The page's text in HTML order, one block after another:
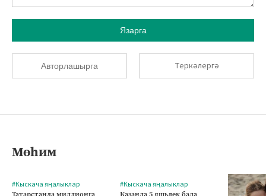
Язарга
Авторлашырга Теркәлергә
Мөһим
#Кыскача яңалыклар
Татарстанда миллионга
#Кыскача яңалыклар
Казанда 5 яшьлек бала